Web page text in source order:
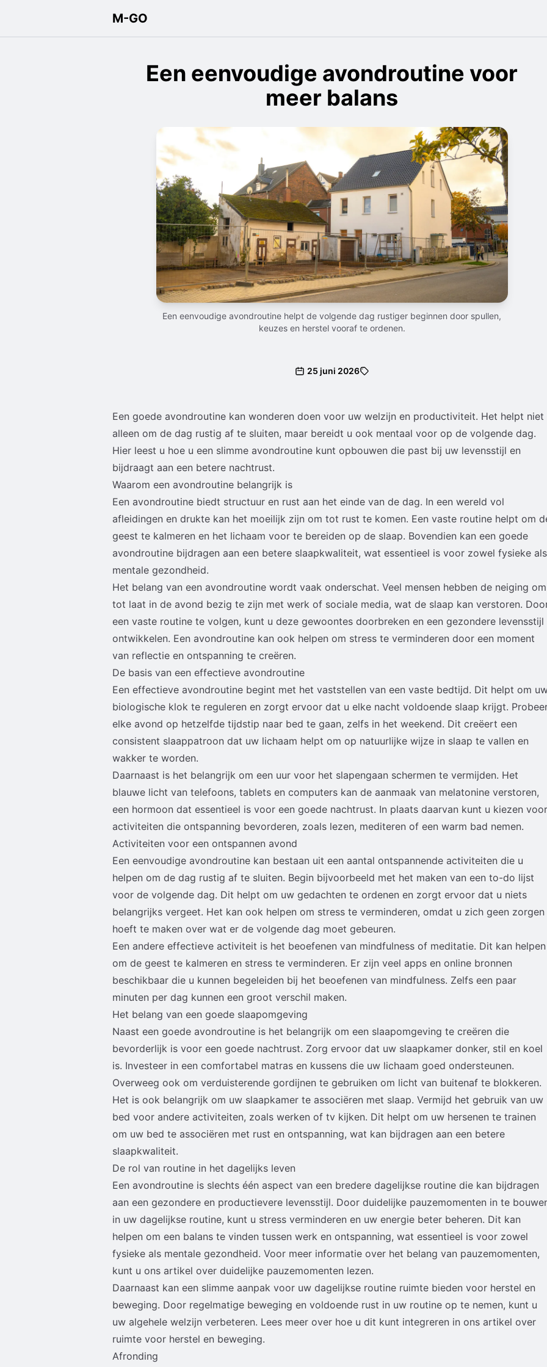
M-GO
Een eenvoudige avondroutine voor
meer balans
Een eenvoudige avondroutine helpt de volgende dag rustiger beginnen door spullen,
keuzes en herstel vooraf te ordenen.
25 juni 2026
Een goede avondroutine kan wonderen doen voor uw welzijn en productiviteit. Het helpt niet
alleen om de dag rustig af te sluiten, maar bereidt u ook mentaal voor op de volgende dag.
Hier leest u hoe u een slimme avondroutine kunt opbouwen die past bij uw levensstijl en
bijdraagt aan een betere nachtrust.
Waarom een avondroutine belangrijk is
Een avondroutine biedt structuur en rust aan het einde van de dag. In een wereld vol
afleidingen en drukte kan het moeilijk zijn om tot rust te komen. Een vaste routine helpt om
geest te kalmeren en het lichaam voor te bereiden op de slaap. Bovendien kan een goede
avondroutine bijdragen aan een betere slaapkwaliteit, wat essentieel is voor zowel fysieke als
mentale gezondheid.
Het belang van een avondroutine wordt vaak onderschat. Veel mensen hebben de neiging om
tot laat in de avond bezig te zijn met werk of sociale media, wat de slaap kan verstoren.
een vaste routine te volgen, kunt u deze gewoontes doorbreken en een gezondere levensstijl
ontwikkelen. Een avondroutine kan ook helpen om stress te verminderen door een moment
van reflectie en ontspanning te creëren.
De basis van een effectieve avondroutine
Een effectieve avondroutine begint met het vaststellen van een vaste bedtijd. Dit helpt om
biologische klok te reguleren en zorgt ervoor dat u elke nacht voldoende slaap krijgt.
elke avond op hetzelfde tijdstip naar bed te gaan, zelfs in het weekend. Dit creëert een
consistent slaappatroon dat uw lichaam helpt om op natuurlijke wijze in slaap te vallen en
wakker te worden.
Daarnaast is het belangrijk om een uur voor het slapengaan schermen te vermijden. Het
blauwe licht van telefoons, tablets en computers kan de aanmaak van melatonine verstoren,
een hormoon dat essentieel is voor een goede nachtrust. In plaats daarvan kunt u kiezen voor
activiteiten die ontspanning bevorderen, zoals lezen, mediteren of een warm bad nemen.
Activiteiten voor een ontspannen avond
Een eenvoudige avondroutine kan bestaan uit een aantal ontspannende activiteiten die u
helpen om de dag rustig af te sluiten. Begin bijvoorbeeld met het maken van een to-do lijst
voor de volgende dag. Dit helpt om uw gedachten te ordenen en zorgt ervoor dat u niets
belangrijks vergeet. Het kan ook helpen om stress te verminderen, omdat u zich geen zorgen
hoeft te maken over wat er de volgende dag moet gebeuren.
Een andere effectieve activiteit is het beoefenen van mindfulness of meditatie. Dit kan helpen
om de geest te kalmeren en stress te verminderen. Er zijn veel apps en online bronnen
beschikbaar die u kunnen begeleiden bij het beoefenen van mindfulness. Zelfs een paar
minuten per dag kunnen een groot verschil maken.
Het belang van een goede slaapomgeving
Naast een goede avondroutine is het belangrijk om een slaapomgeving te creëren die
bevorderlijk is voor een goede nachtrust. Zorg ervoor dat uw slaapkamer donker, stil en koel
is. Investeer in een comfortabel matras en kussens die uw lichaam goed ondersteunen.
Overweeg ook om verduisterende gordijnen te gebruiken om licht van buitenaf te blokkeren.
Het is ook belangrijk om uw slaapkamer te associëren met slaap. Vermijd het gebruik van uw
bed voor andere activiteiten, zoals werken of tv kijken. Dit helpt om uw hersenen te trainen
om uw bed te associëren met rust en ontspanning, wat kan bijdragen aan een betere
slaapkwaliteit.
De rol van routine in het dagelijks leven
Een avondroutine is slechts één aspect van een bredere dagelijkse routine die kan bijdragen
aan een gezondere en productievere levensstijl. Door duidelijke pauzemomenten in te
in uw dagelijkse routine, kunt u stress verminderen en uw energie beter beheren. Dit kan
helpen om een balans te vinden tussen werk en ontspanning, wat essentieel is voor zowel
fysieke als mentale gezondheid. Voor meer informatie over het belang van pauzemomenten,
kunt u ons artikel over duidelijke pauzemomenten lezen.
Daarnaast kan een slimme aanpak voor uw dagelijkse routine ruimte bieden voor herstel en
beweging. Door regelmatige beweging en voldoende rust in uw routine op te nemen, kunt u
uw algehele welzijn verbeteren. Lees meer over hoe u dit kunt integreren in ons artikel over
ruimte voor herstel en beweging.
Afronding